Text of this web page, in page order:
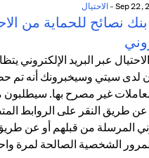
- الاحتيال
نصائح للحماية من
عبر البريد الإلكتروني
سيتي وسيخبرونك أنه تم حظر
غير مصرح بها. سيطلبون
طريق النقر على الروابط
المرسلة من قبلهم أو عن
الشخصية الصالحة لمرة